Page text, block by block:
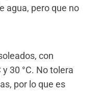
agua, pero que no
con
30 °C. No tolera
por lo que es